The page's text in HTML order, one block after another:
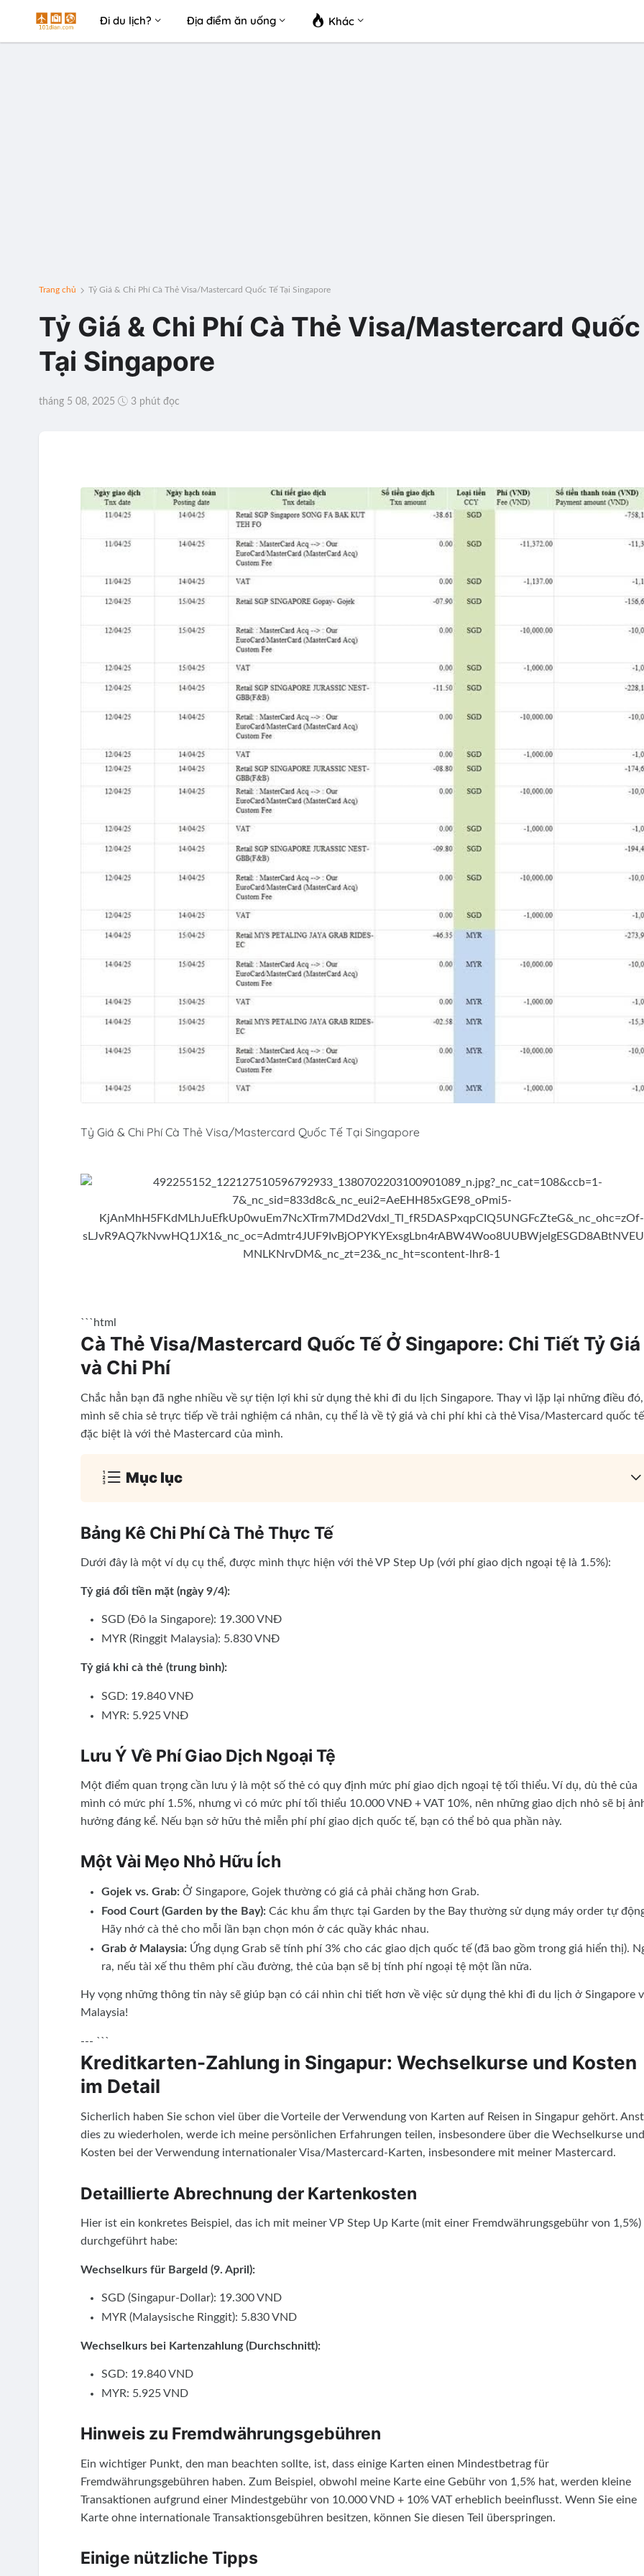
Đi du lịch? Địa điểm ăn uống Khác
Trang chủ Tỷ Giá & Chi Phí Cà Thẻ Visa/Mastercard Quốc Tế Tại Singapore
Tỷ Giá & Chi Phí Cà Thẻ Visa/Mastercard
Tại Singapore
tháng 5 08, 2025 3 phút đọc
Tỷ Giá & Chi Phí Cà Thẻ Visa/Mastercard Quốc Tế Tại Singapore
```html
Cà Thẻ Visa/Mastercard Quốc Tế Ở Singapore: Chi Tiết Tỷ Giá
và Chi Phí
Chắc hẳn bạn đã nghe nhiều về sự tiện lợi khi sử dụng thẻ khi đi du lịch Singapore. Thay vì lặp lại những điều đó,
mình sẽ chia sẻ trực tiếp về trải nghiệm cá nhân, cụ thể là về tỷ giá và chi phí khi cà thẻ Visa/Mastercard quốc
đặc biệt là với thẻ Mastercard của mình.
Mục lục
Bảng Kê Chi Phí Cà Thẻ Thực Tế
Dưới đây là một ví dụ cụ thể, được mình thực hiện với thẻ VP Step Up (với phí giao dịch ngoại tệ là 1.5%):
Tỷ giá đổi tiền mặt (ngày 9/4):
SGD (Đô la Singapore): 19.300 VNĐ
MYR (Ringgit Malaysia): 5.830 VNĐ
Tỷ giá khi cà thẻ (trung bình):
SGD: 19.840 VNĐ
MYR: 5.925 VNĐ
Lưu Ý Về Phí Giao Dịch Ngoại Tệ
Một điểm quan trọng cần lưu ý là một số thẻ có quy định mức phí giao dịch ngoại tệ tối thiểu. Ví dụ, dù thẻ của
mình có mức phí 1.5%, nhưng vì có mức phí tối thiểu 10.000 VNĐ + VAT 10%, nên những giao dịch nhỏ sẽ bị
hưởng đáng kể. Nếu bạn sở hữu thẻ miễn phí phí giao dịch quốc tế, bạn có thể bỏ qua phần này.
Một Vài Mẹo Nhỏ Hữu Ích
Gojek vs. Grab: Ở Singapore, Gojek thường có giá cả phải chăng hơn Grab.
Food Court (Garden by the Bay): Các khu ẩm thực tại Garden by the Bay thường sử dụng máy order tự
Hãy nhớ cà thẻ cho mỗi lần bạn chọn món ở các quầy khác nhau.
Grab ở Malaysia: Ứng dụng Grab sẽ tính phí 3% cho các giao dịch quốc tế (đã bao gồm trong giá hiển thị).
ra, nếu tài xế thu thêm phí cầu đường, thẻ của bạn sẽ bị tính phí ngoại tệ một lần nữa.
Hy vọng những thông tin này sẽ giúp bạn có cái nhìn chi tiết hơn về việc sử dụng thẻ khi đi du lịch ở Singapore
Malaysia!
--- ```
Kreditkarten-Zahlung in Singapur: Wechselkurse und Kosten
im Detail
Sicherlich haben Sie schon viel über die Vorteile der Verwendung von Karten auf Reisen in Singapur gehört.
dies zu wiederholen, werde ich meine persönlichen Erfahrungen teilen, insbesondere über die Wechselkurse und
Kosten bei der Verwendung internationaler Visa/Mastercard-Karten, insbesondere mit meiner Mastercard.
Detaillierte Abrechnung der Kartenkosten
Hier ist ein konkretes Beispiel, das ich mit meiner VP Step Up Karte (mit einer Fremdwährungsgebühr von 1,5%)
durchgeführt habe:
Wechselkurs für Bargeld (9. April):
SGD (Singapur-Dollar): 19.300 VND
MYR (Malaysische Ringgit): 5.830 VND
Wechselkurs bei Kartenzahlung (Durchschnitt):
SGD: 19.840 VND
MYR: 5.925 VND
Hinweis zu Fremdwährungsgebühren
Ein wichtiger Punkt, den man beachten sollte, ist, dass einige Karten einen Mindestbetrag für
Fremdwährungsgebühren haben. Zum Beispiel, obwohl meine Karte eine Gebühr von 1,5% hat, werden kleine
Transaktionen aufgrund einer Mindestgebühr von 10.000 VND + 10% VAT erheblich beeinflusst. Wenn Sie eine
Karte ohne internationale Transaktionsgebühren besitzen, können Sie diesen Teil überspringen.
Einige nützliche Tipps